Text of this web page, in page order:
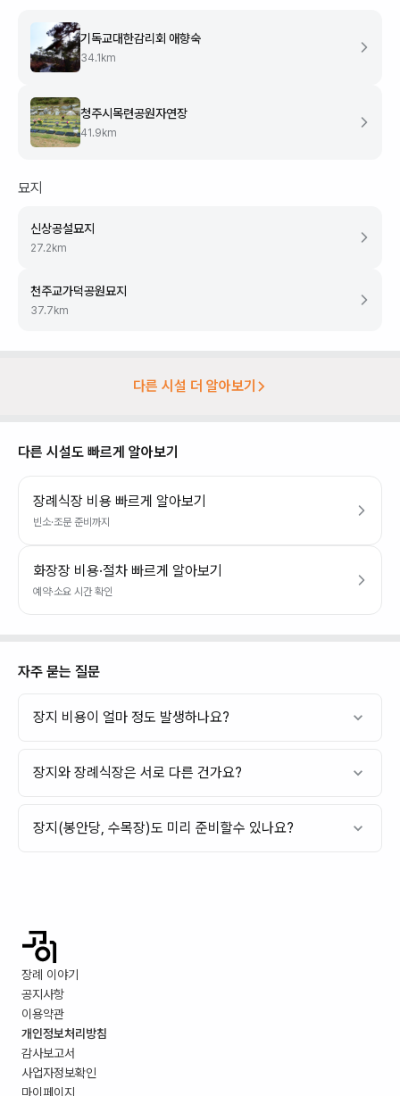
기독교대한감리회 애향숙
34.1 km
청주시목련공원자연장
41.9 km
묘지
신상공설묘지
27.2 km
천주교가덕공원묘지
37.7 km
다른 시설 더 알아보기
다른 시설도 빠르게 알아보기
장례식장 비용 빠르게 알아보기
빈소·조문 준비까지
화장장 비용·절차 빠르게 알아보기
예약·소요 시간 확인
자주 묻는 질문
장지 비용이 얼마 정도 발생하나요?
장지와 장례식장은 서로 다른 건가요?
장지(봉안당, 수목장)도 미리 준비할수 있나요?
장례 이야기
공지사항
이용약관
개인정보처리방침
감사보고서
사업자정보확인
마이페이지